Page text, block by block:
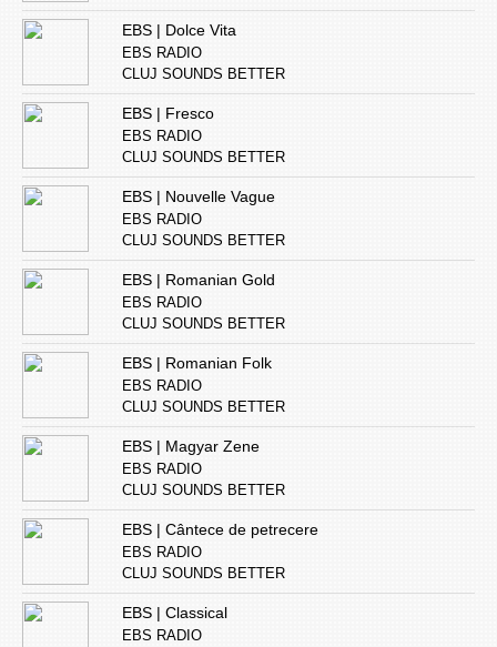
EBS | Dolce Vita
EBS RADIO
CLUJ SOUNDS BETTER
EBS | Fresco
EBS RADIO
CLUJ SOUNDS BETTER
EBS | Nouvelle Vague
EBS RADIO
CLUJ SOUNDS BETTER
EBS | Romanian Gold
EBS RADIO
CLUJ SOUNDS BETTER
EBS | Romanian Folk
EBS RADIO
CLUJ SOUNDS BETTER
EBS | Magyar Zene
EBS RADIO
CLUJ SOUNDS BETTER
EBS | Cântece de petrecere
EBS RADIO
CLUJ SOUNDS BETTER
EBS | Classical
EBS RADIO